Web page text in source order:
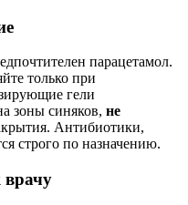
парацетамол.
только при
гели
зоны синяков, не
Антибиотики,
строго по назначению.